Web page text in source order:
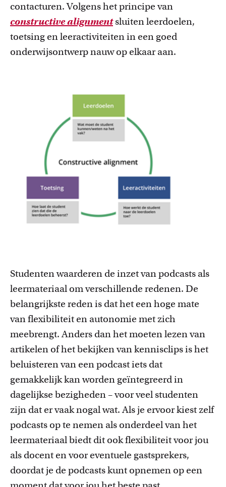
contacturen.Volgens het principe van
constructive alignment sluiten leerdoelen,
toetsing en leeractiviteiten in een goed
onderwijsontwerp nauw op elkaar aan.
Studenten waarderen de inzet van podcasts als
leermateriaal om verschillende redenen. De
belangrijkste reden is dat het een hoge mate
van flexibiliteit en autonomie met zich
meebrengt. Anders dan het moeten lezen van
artikelen of het bekijken van kennisclips is het
beluisteren van een podcast iets dat
gemakkelijk kan worden geïntegreerd in
dagelijkse bezigheden – voor veel studenten
zijn dat er vaak nogal wat. Als je ervoor kiest zelf
podcasts op te nemen als onderdeel van het
leermateriaal biedt dit ook flexibiliteit voor jou
als docent en voor eventuele gastsprekers,
doordat je de podcasts kunt opnemen op een